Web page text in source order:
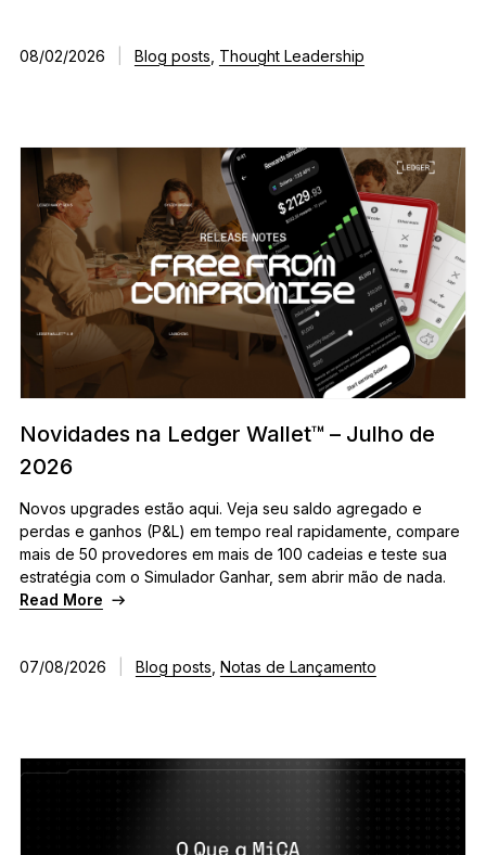
Hard Wallets
Pacotes
Acessórios
Soluções de Recuperação
Edições Limitadas
Ver todos os produtos
Compare os autenticadores
Ledger
08/02/2026 Blog posts Thought Leadership
Novidades na Ledger Wallet™ – Julho de
2026
Novos upgrades estão aqui. Veja seu saldo agregado e
perdas e ganhos (P&L) em tempo real rapidamente, compare
mais de 50 provedores em mais de 100 cadeias e teste sua
estratégia com o Simulador Ganhar, sem abrir mão de nada.
Read More
07/08/2026 Blog posts Notas de Lançamento